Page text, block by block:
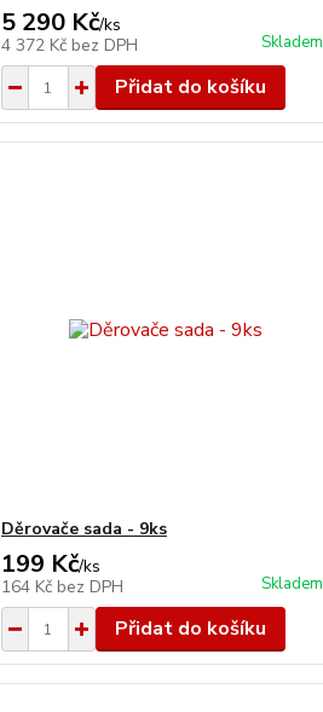
5 290 Kč/ks
4 372 Kč bez DPH Skladem
Přidat do košíku
Děrovače sada - 9ks
199 Kč/ks
164 Kč bez DPH Skladem
Přidat do košíku